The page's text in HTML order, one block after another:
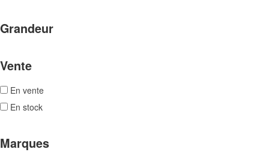
Grandeur
Vente
En vente
En stock
Marques